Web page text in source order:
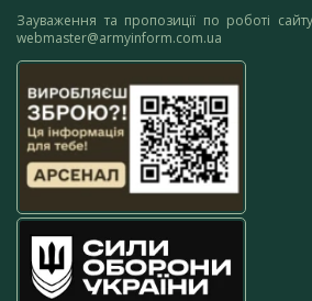
Зауваження та пропозиції по роботі
webmaster@armyinform.com.ua